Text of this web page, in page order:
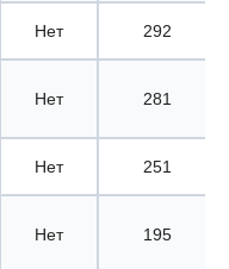
Нет 292
Нет 281
Нет 251
Нет 195